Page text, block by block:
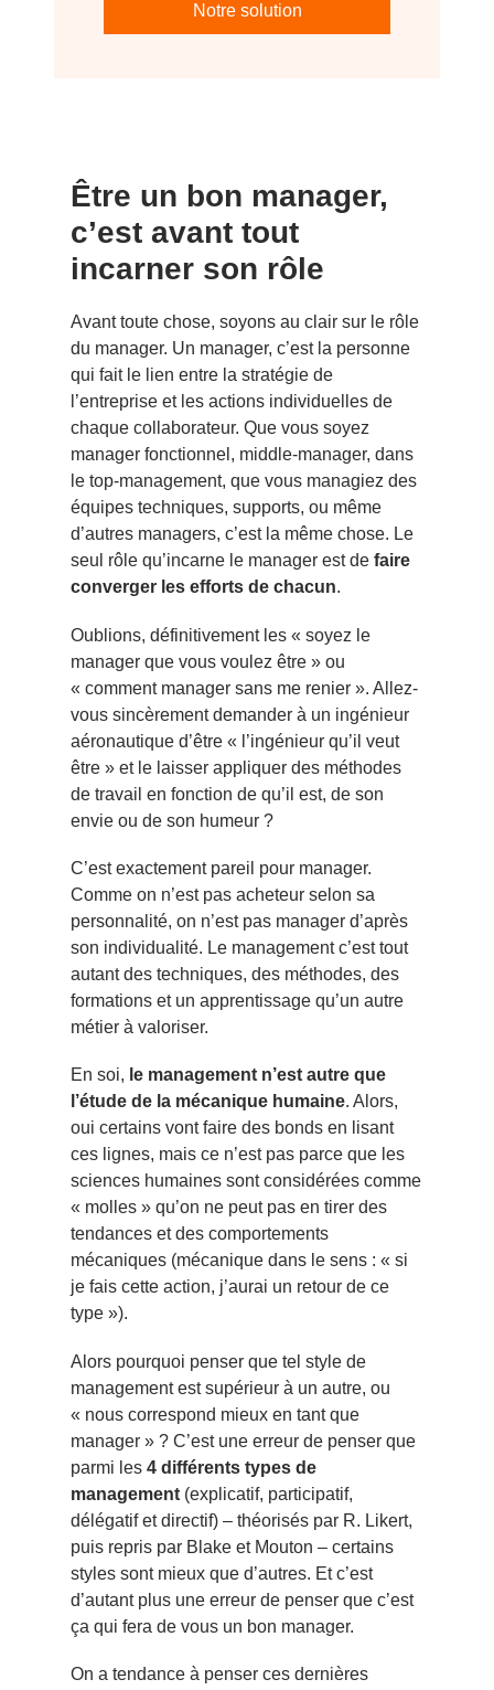
Notre solution
Être un bon manager,
c’est avant tout
incarner son rôle
Avant toute chose, soyons au clair sur le rôle
du manager. Un manager, c’est la personne
qui fait le lien entre la stratégie de
l’entreprise et les actions individuelles de
chaque collaborateur. Que vous soyez
manager fonctionnel, middle-manager, dans
le top-management, que vous managiez des
équipes techniques, supports, ou même
d’autres managers, c’est la même chose. Le
seul rôle qu’incarne le manager est de faire
converger les efforts de chacun.
Oublions, définitivement les « soyez le
manager que vous voulez être » ou
« comment manager sans me renier ». Allez-
vous sincèrement demander à un ingénieur
aéronautique d’être « l’ingénieur qu’il veut
être » et le laisser appliquer des méthodes
de travail en fonction de qu’il est, de son
envie ou de son humeur ?
C’est exactement pareil pour manager.
Comme on n’est pas acheteur selon sa
personnalité, on n’est pas manager d’après
son individualité. Le management c’est tout
autant des techniques, des méthodes, des
formations et un apprentissage qu’un autre
métier à valoriser.
En soi, le management n’est autre que
l’étude de la mécanique humaine. Alors,
oui certains vont faire des bonds en lisant
ces lignes, mais ce n’est pas parce que les
sciences humaines sont considérées comme
« molles » qu’on ne peut pas en tirer des
tendances et des comportements
mécaniques (mécanique dans le sens : « si
je fais cette action, j’aurai un retour de ce
type »).
Alors pourquoi penser que tel style de
management est supérieur à un autre, ou
« nous correspond mieux en tant que
manager » ? C’est une erreur de penser que
parmi les 4 différents types de
management (explicatif, participatif,
délégatif et directif) – théorisés par R. Likert,
puis repris par Blake et Mouton – certains
styles sont mieux que d’autres. Et c’est
d’autant plus une erreur de penser que c’est
ça qui fera de vous un bon manager.
On a tendance à penser ces dernières